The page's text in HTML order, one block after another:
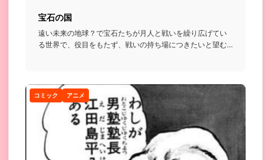
宝石の国
遠い未来の地球？で宝石たちが月人と戦いを繰り広げてい
る世界で、役目をもたず、戦いの持ち場につきたいと望む
コミック アニメ